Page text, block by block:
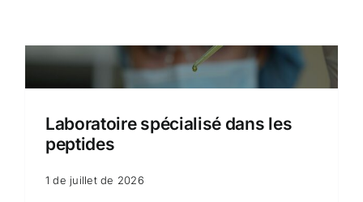
Laboratoire spécialisé dans les
peptides
1 de juillet de 2026